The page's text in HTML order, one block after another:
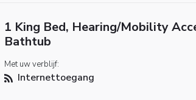
1 King Bed, Hearing/Mobility
Bathtub
Met uw verblijf:
Internettoegang